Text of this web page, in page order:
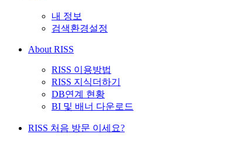
내 정보
검색환경설정
About RISS
RISS 이용방법
RISS 지식더하기
DB연계 현황
BI 및 배너 다운로드
RISS 처음 방문 이세요?